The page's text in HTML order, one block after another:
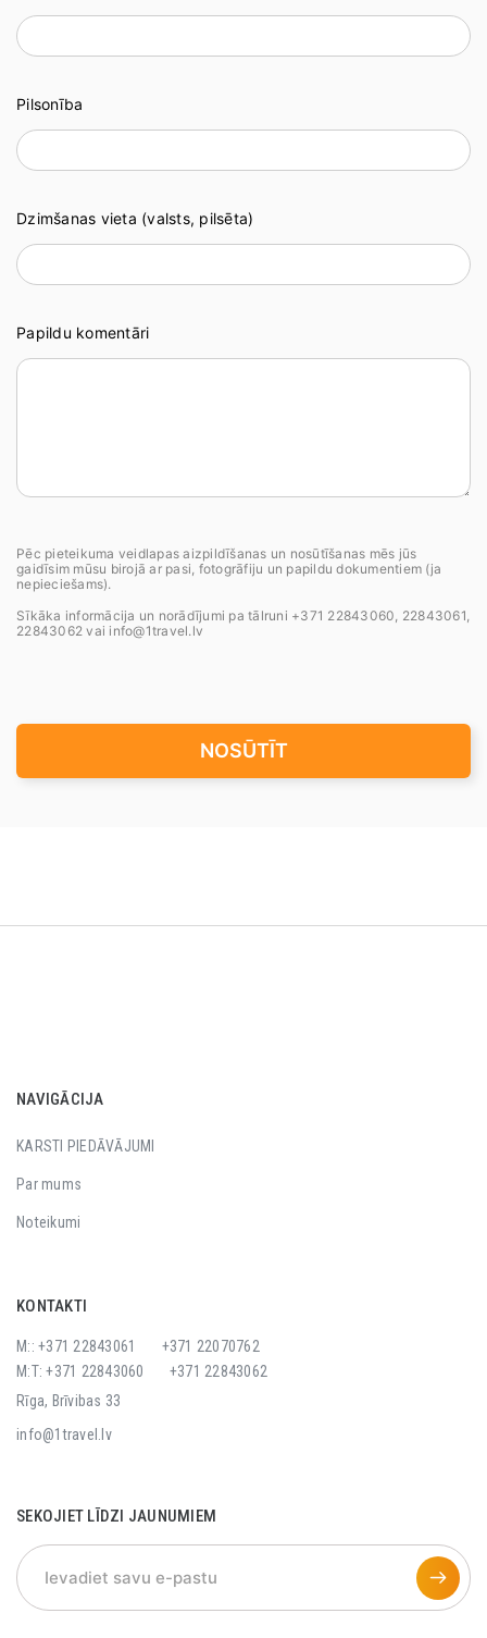
Pilsonība
Dzimšanas vieta (valsts, pilsēta)
Papildu komentāri
Pēc pieteikuma veidlapas aizpildīšanas un nosūtīšanas mēs jūs
gaidīsim mūsu birojā ar pasi, fotogrāfiju un papildu dokumentiem (ja
nepieciešams).
Sīkāka informācija un norādījumi pa tālruni +371 22843060, 22843061,
22843062 vai info@1travel.lv
NOSŪTĪT
NAVIGĀCIJA
KARSTI PIEDĀVĀJUMI
Par mums
Noteikumi
KONTAKTI
M:: +371 22843061
+371 22070762
M:T: +371 22843060
+371 22843062
Rīga, Brīvibas 33
info@1travel.lv
SEKOJIET LĪDZI JAUNUMIEM